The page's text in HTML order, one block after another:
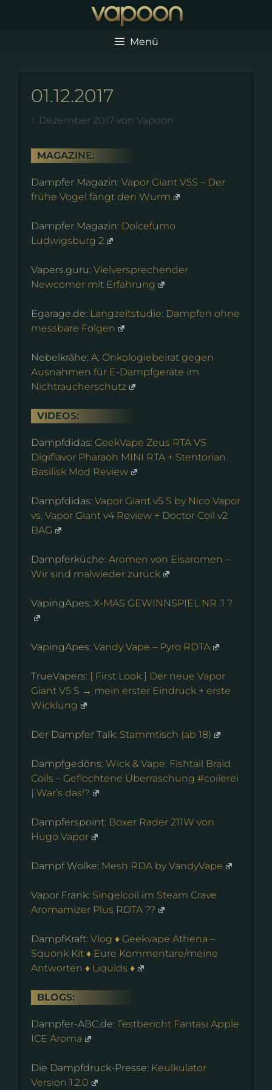
Menü
01.12.2017
1. Dezember 2017 von Vapoon
MAGAZINE:
Dampfer Magazin: Vapor Giant V5S – Der
frühe Vogel fängt den Wurm
Dampfer Magazin: Dolcefumo
Ludwigsburg 2
Vapers.guru: Vielversprechender
Newcomer mit Erfahrung
Egarage.de: Langzeitstudie: Dampfen ohne
messbare Folgen
Nebelkrähe: A: Onkologiebeirat gegen
Ausnahmen für E-Dampfgeräte im
Nichtraucherschutz
VIDEOS:
Dampfdidas: GeekVape Zeus RTA VS
Digiflavor Pharaoh MINI RTA + Stentorian
Basilisk Mod Review
Dampfdidas: Vapor Giant v5 S by Nico Vapor
vs. Vapor Giant v4 Review + Doctor Coil v2
BAG
Dampferküche: Aromen von Eisaromen –
Wir sind malwieder zurück
VapingApes: X-MAS GEWINNSPIEL NR .1 ?
VapingApes: Vandy Vape – Pyro RDTA
TrueVapers: [ First Look ] Der neue Vapor
Giant V5 S → mein erster Eindruck + erste
Wicklung
Der Dampfer Talk: Stammtisch (ab 18)
Dampfgedöns: Wick & Vape: Fishtail Braid
Coils – Geflochtene Überraschung #coilerei
| War’s das!?
Dampferspoint: Boxer Rader 211W von
Hugo Vapor
Dampf Wolke: Mesh RDA by VandyVape
Vapor Frank: Singelcoil im Steam Crave
Aromamizer Plus RDTA ??
DampfKraft: Vlog ♦ Geekvape Athena –
Squonk Kit ♦ Eure Kommentare/meine
Antworten ♦ Liquids ♦
BLOGS:
Dampfer-ABC.de: Testbericht Fantasi Apple
ICE Aroma
Die Dampfdruck-Presse: Keulkulator
Version 1.2.0